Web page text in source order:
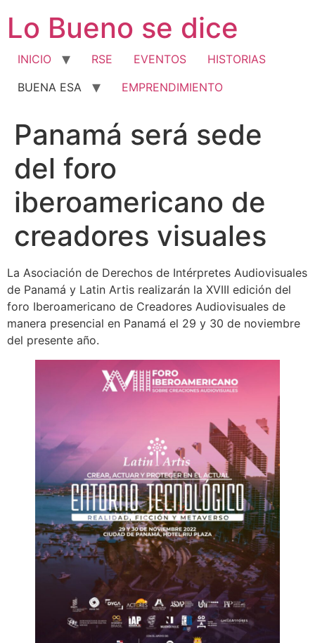
contenido
Lo Bueno se dice
INICIO RSE EVENTOS
HISTORIAS
BUENA ESA
EMPRENDIMIENTO
Panamá será sede
del foro
iberoamericano de
creadores visuales
La Asociación de Derechos de Intérpretes Audiovisuales
de Panamá y Latin Artis realizarán la XVIII edición del
foro Iberoamericano de Creadores Audiovisuales de
manera presencial en Panamá el 29 y 30 de noviembre
del presente año.